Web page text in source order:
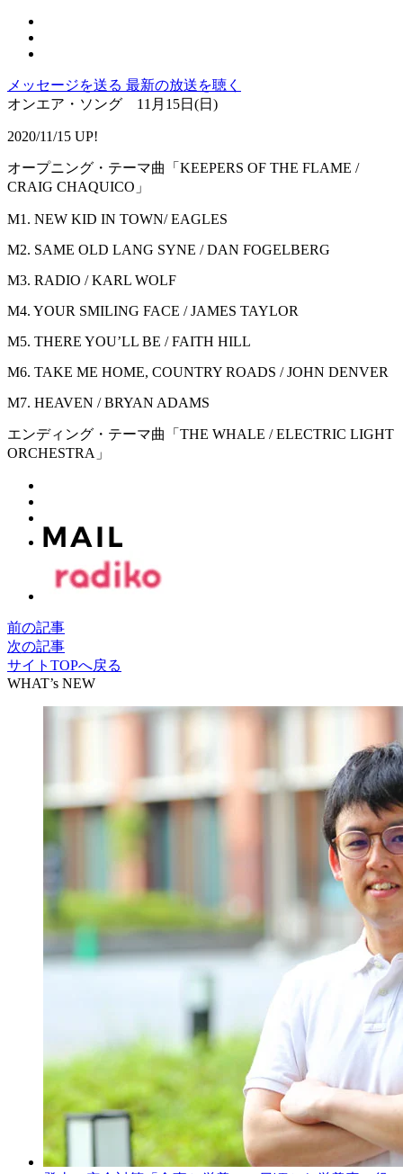
メッセージを送る 最新の放送を聴く
オンエア・ソング 11月15日(日)
2020/11/15 UP!
オープニング・テーマ曲「KEEPERS OF THE FLAME /
CRAIG CHAQUICO」
M1. NEW KID IN TOWN/ EAGLES
M2. SAME OLD LANG SYNE / DAN FOGELBERG
M3. RADIO / KARL WOLF
M4. YOUR SMILING FACE / JAMES TAYLOR
M5. THERE YOU’LL BE / FAITH HILL
M6. TAKE ME HOME, COUNTRY ROADS / JOHN DENVER
M7. HEAVEN / BRYAN ADAMS
エンディング・テーマ曲「THE WHALE / ELECTRIC LIGHT
ORCHESTRA」
前の記事
次の記事
サイトTOPへ戻る
WHAT’s NEW